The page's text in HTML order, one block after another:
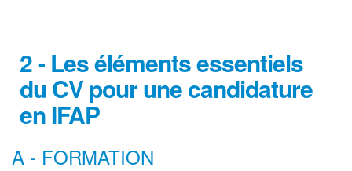
2 - Les éléments essentiels
du CV pour une candidature
en IFAP
A - FORMATION